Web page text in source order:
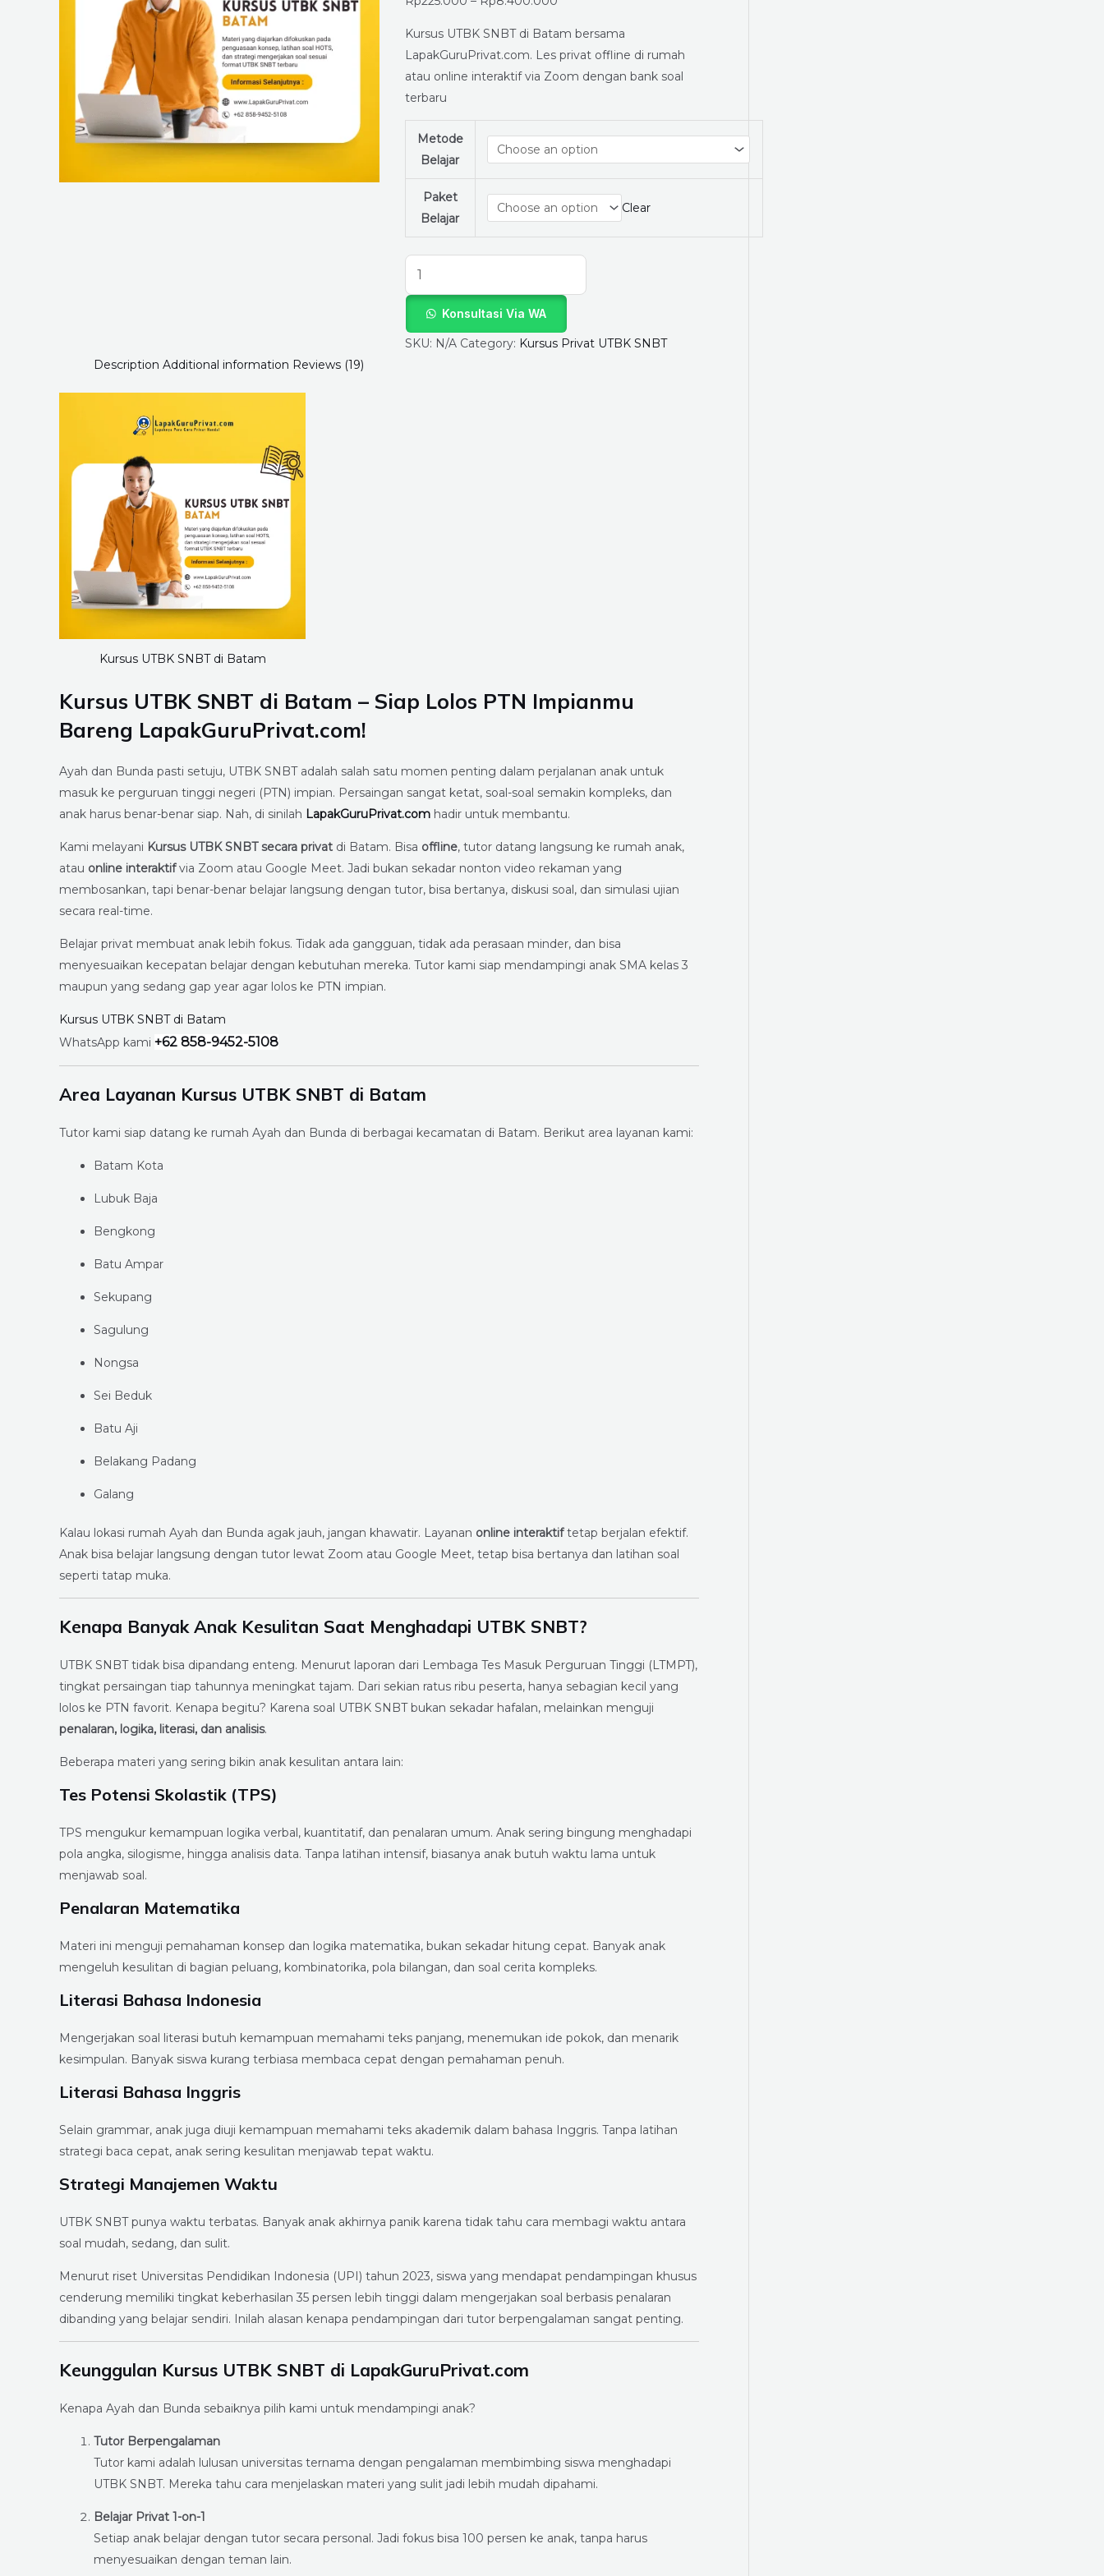
Kursus UTBK SNBT di Batam bersama
LapakGuruPrivat.com. Les privat offline di rumah
atau online interaktif via Zoom dengan bank soal
terbaru
Metode
Belajar
Paket
Belajar
Clear
PTN
Impianmu
Bareng
LapakGuruPrivat.com!
Konsultasi Via WA
SKU: N/A Category: Kursus Privat UTBK SNBT
Description Additional information Reviews (19)
Kursus UTBK SNBT di Batam
Kursus UTBK SNBT di Batam – Siap Lolos PTN Impianmu
Bareng LapakGuruPrivat.com!
Ayah dan Bunda pasti setuju, UTBK SNBT adalah salah satu momen penting dalam perjalanan anak untuk
masuk ke perguruan tinggi negeri (PTN) impian. Persaingan sangat ketat, soal-soal semakin kompleks, dan
anak harus benar-benar siap. Nah, di sinilah LapakGuruPrivat.com hadir untuk membantu.
Kami melayani Kursus UTBK SNBT secara privat di Batam. Bisa offline, tutor datang langsung ke rumah anak,
atau online interaktifvia Zoom atau Google Meet. Jadi bukan sekadar nonton video rekaman yang
membosankan, tapi benar-benar belajar langsung dengan tutor, bisa bertanya, diskusi soal, dan simulasi ujian
secara real-time.
Belajar privat membuat anak lebih fokus. Tidak ada gangguan, tidak ada perasaan minder, dan bisa
menyesuaikan kecepatan belajar dengan kebutuhan mereka. Tutor kami siap mendampingi anak SMA kelas 3
maupun yang sedang gap year agar lolos ke PTN impian.
Kursus UTBK SNBT di Batam
WhatsApp kami +62 858-9452-5108
Area Layanan Kursus UTBK SNBT di Batam
Tutor kami siap datang ke rumah Ayah dan Bunda di berbagai kecamatan di Batam. Berikut area layanan kami:
Batam Kota
Lubuk Baja
Bengkong
Batu Ampar
Sekupang
Sagulung
Nongsa
Sei Beduk
Batu Aji
Belakang Padang
Galang
Kalau lokasi rumah Ayah dan Bunda agak jauh, jangan khawatir. Layanan online interaktiftetap berjalan efektif.
Anak bisa belajar langsung dengan tutor lewat Zoom atau Google Meet, tetap bisa bertanya dan latihan soal
seperti tatap muka.
Kenapa Banyak Anak Kesulitan Saat Menghadapi UTBK SNBT?
UTBK SNBT tidak bisa dipandang enteng. Menurut laporan dari Lembaga Tes Masuk Perguruan Tinggi (LTMPT),
tingkat persaingan tiap tahunnya meningkat tajam. Dari sekian ratus ribu peserta, hanya sebagian kecil yang
lolos ke PTN favorit. Kenapa begitu? Karena soal UTBK SNBT bukan sekadar hafalan, melainkan menguji
penalaran, logika, literasi, dan analisis.
Beberapa materi yang sering bikin anak kesulitan antara lain:
Tes Potensi Skolastik (TPS)
TPS mengukur kemampuan logika verbal, kuantitatif, dan penalaran umum. Anak sering bingung menghadapi
pola angka, silogisme, hingga analisis data. Tanpa latihan intensif, biasanya anak butuh waktu lama untuk
menjawab soal.
Penalaran Matematika
Materi ini menguji pemahaman konsep dan logika matematika, bukan sekadar hitung cepat. Banyak anak
mengeluh kesulitan di bagian peluang, kombinatorika, pola bilangan, dan soal cerita kompleks.
Literasi Bahasa Indonesia
Mengerjakan soal literasi butuh kemampuan memahami teks panjang, menemukan ide pokok, dan menarik
kesimpulan. Banyak siswa kurang terbiasa membaca cepat dengan pemahaman penuh.
Literasi Bahasa Inggris
Selain grammar, anak juga diuji kemampuan memahami teks akademik dalam bahasa Inggris. Tanpa latihan
strategi baca cepat, anak sering kesulitan menjawab tepat waktu.
Strategi Manajemen Waktu
UTBK SNBT punya waktu terbatas. Banyak anak akhirnya panik karena tidak tahu cara membagi waktu antara
soal mudah, sedang, dan sulit.
Menurut riset Universitas Pendidikan Indonesia (UPI) tahun 2023, siswa yang mendapat pendampingan khusus
cenderung memiliki tingkat keberhasilan 35 persen lebih tinggi dalam mengerjakan soal berbasis penalaran
dibanding yang belajar sendiri. Inilah alasan kenapa pendampingan dari tutor berpengalaman sangat penting.
Keunggulan Kursus UTBK SNBT di LapakGuruPrivat.com
Kenapa Ayah dan Bunda sebaiknya pilih kami untuk mendampingi anak?
Tutor Berpengalaman
Tutor kami adalah lulusan universitas ternama dengan pengalaman membimbing siswa menghadapi
UTBK SNBT. Mereka tahu cara menjelaskan materi yang sulit jadi lebih mudah dipahami.
Belajar Privat 1-on-1
Setiap anak belajar dengan tutor secara personal. Jadi fokus bisa 100 persen ke anak, tanpa harus
menyesuaikan dengan teman lain.